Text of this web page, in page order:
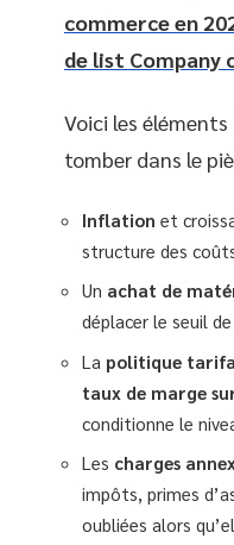
commerce en
de list Company
Voici les
tomber dans le
Inflation et
structure des
Un achat de
déplacer le seuil
La politique
taux de marge
conditionne le
Les charges
impôts, primes
oubliées alors